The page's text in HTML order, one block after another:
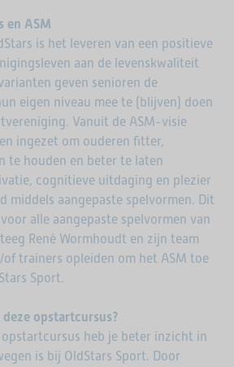
en ASM
is het leveren van een positieve
aan de levenskwaliteit
geven senioren de
eigen niveau mee te (blijven) doen
Vanuit de ASM-visie
ingezet om ouderen fitter,
te houden en beter te laten
cognitieve uitdaging en plezier
middels aangepaste spelvormen. Dit
alle aangepaste spelvormen van
René Wormhoudt en zijn team
trainers opleiden om het ASM toe
Sport.
opstartcursus?
heb je beter inzicht in
is bij OldStars Sport. Door